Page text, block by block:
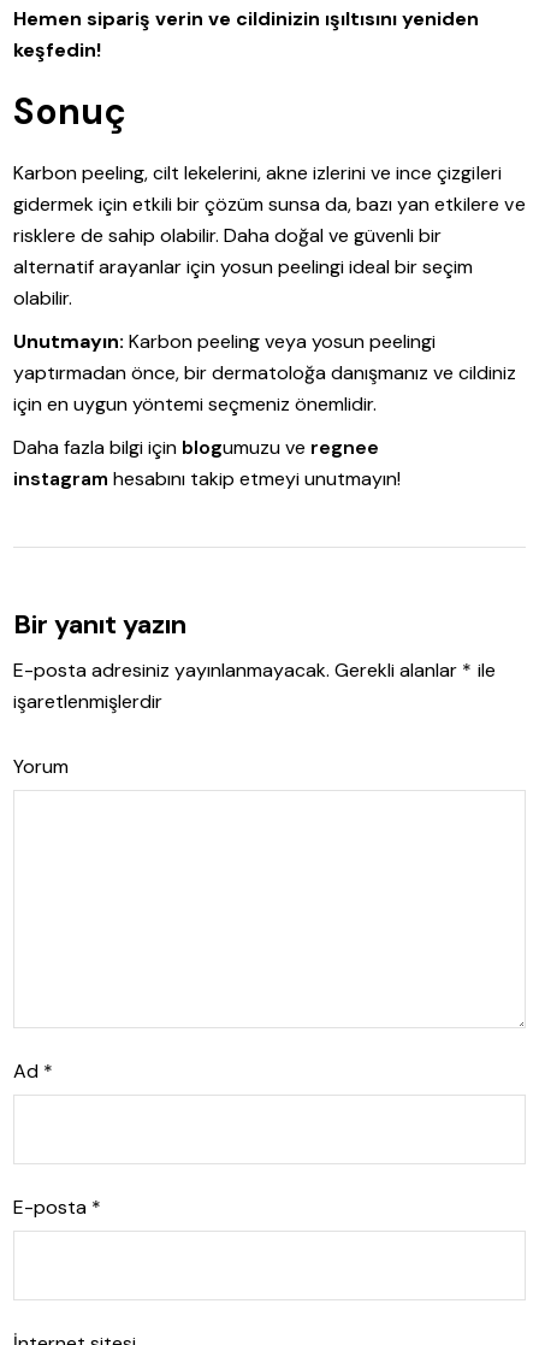
Hemen sipariş verin ve cildinizin ışıltısını yeniden
keşfedin!
Sonuç
Karbon peeling, cilt lekelerini, akne izlerini ve ince çizgileri
gidermek için etkili bir çözüm sunsa da, bazı yan etkilere ve
risklere de sahip olabilir. Daha doğal ve güvenli bir
alternatif arayanlar için yosun peelingi ideal bir seçim
olabilir.
Unutmayın: Karbon peeling veya yosun peelingi
yaptırmadan önce, bir dermatoloğa danışmanız ve cildiniz
için en uygun yöntemi seçmeniz önemlidir.
Daha fazla bilgi için blogumuzu ve regnee
instagram hesabını takip etmeyi unutmayın!
Bir yanıt yazın
E-posta adresiniz yayınlanmayacak. Gerekli alanlar * ile
işaretlenmişlerdir
Yorum
Ad *
E-posta *